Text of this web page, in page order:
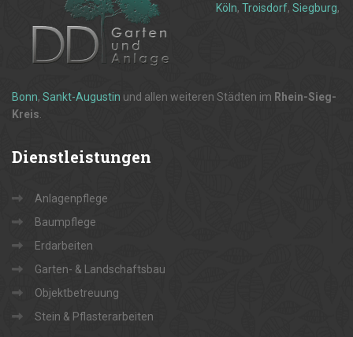
Köln, Troisdorf, Siegburg,
Bonn, Sankt-Augustin und allen weiteren Städten im Rhein-Sieg-
Kreis
Dienstleistungen
Anlagenpflege
Baumpflege
Erdarbeiten
Garten- & Landschaftsbau
Objektbetreuung
Stein & Pflasterarbeiten